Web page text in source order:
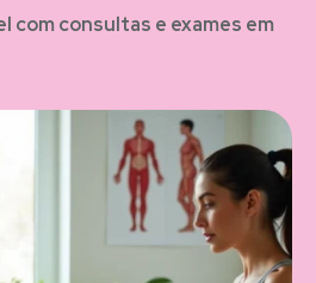
com consultas e exames em